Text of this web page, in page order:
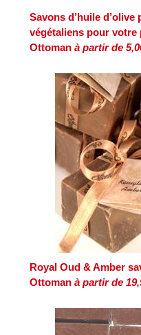
Savons d’huile
végétaliens pour votre
Ottoman à partir de
Royal Oud & Amber
Ottoman à partir de